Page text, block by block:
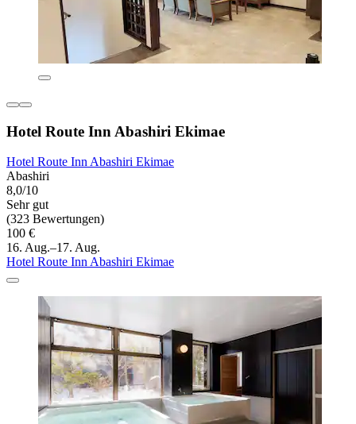
Hotel Route Inn Abashiri Ekimae
Hotel Route Inn Abashiri Ekimae
Abashiri
8,0/10
Sehr gut
(323 Bewertungen)
100 €
16. Aug.–17. Aug.
Hotel Route Inn Abashiri Ekimae